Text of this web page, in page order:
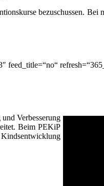
bezuschussen. Bei
Verbesserung
Beim PEKiP